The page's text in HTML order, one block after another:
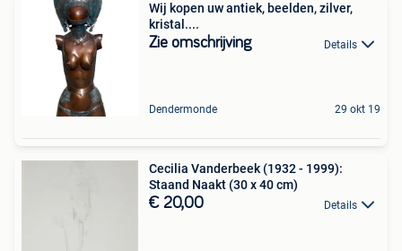
Wij kopen uw antiek, beelden, zilver,
kristal....
Zie omschrijving Details
Dendermonde 29 okt 19
Cecilia Vanderbeek (1932 - 1999):
Staand Naakt (30 x 40 cm)
€ 20,00 Details